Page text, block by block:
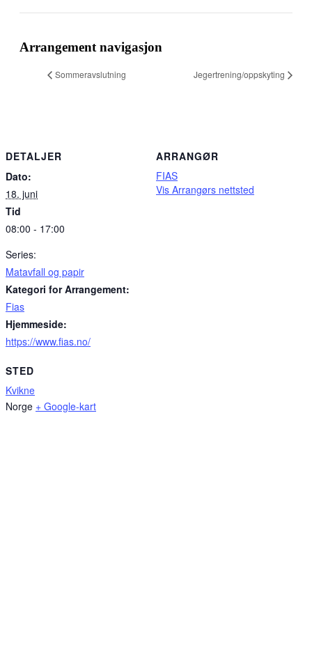
Arrangement navigasjon
Sommeravslutning Jegertrening/oppskyting
DETALJER
Dato:
18. juni
Tid
08:00 - 17:00
Series:
Matavfall og papir
Kategori for Arrangement:
Fias
Hjemmeside:
https://www.fias.no/
STED
Kvikne
Norge + Google-kart
ARRANGØR
FIAS
Vis Arrangørs nettsted